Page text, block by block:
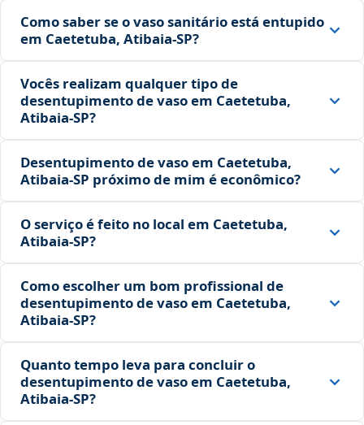
Como saber se o vaso sanitário está entupido
em Caetetuba, Atibaia‑SP?
Vocês realizam qualquer tipo de
desentupimento de vaso em Caetetuba,
Atibaia‑SP?
Desentupimento de vaso em Caetetuba,
Atibaia‑SP próximo de mim é econômico?
O serviço é feito no local em Caetetuba,
Atibaia‑SP?
Como escolher um bom profissional de
desentupimento de vaso em Caetetuba,
Atibaia‑SP?
Quanto tempo leva para concluir o
desentupimento de vaso em Caetetuba,
Atibaia‑SP?